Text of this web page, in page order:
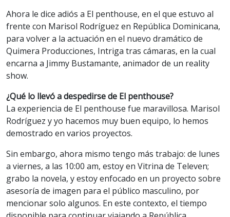
Ahora le dice adiós a El penthouse, en el que estuvo al
frente con Marisol Rodríguez en República Dominicana,
para volver a la actuación en el nuevo dramático de
Quimera Producciones, Intriga tras cámaras, en la cual
encarna a Jimmy Bustamante, animador de un reality
show.
¿Qué lo llevó a despedirse de El penthouse?
La experiencia de El penthouse fue maravillosa. Marisol
Rodríguez y yo hacemos muy buen equipo, lo hemos
demostrado en varios proyectos.
Sin embargo, ahora mismo tengo más trabajo: de lunes
a viernes, a las 10:00 am, estoy en Vitrina de Televen;
grabo la novela, y estoy enfocado en un proyecto sobre
asesoría de imagen para el público masculino, por
mencionar solo algunos. En este contexto, el tiempo